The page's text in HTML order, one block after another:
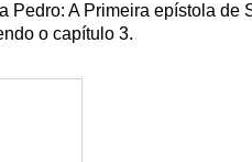
Pedro: A Primeira epístola de
o capítulo 3.